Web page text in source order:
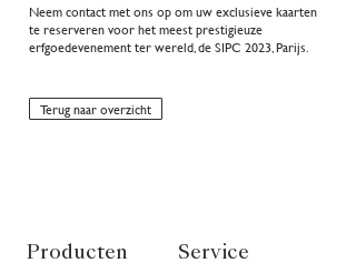
Neem contact met ons op om uw exclusieve kaarten
te reserveren voor het meest prestigieuze
erfgoedevenement ter wereld, de SIPC 2023, Parijs.
Terug naar overzicht
Producten Service